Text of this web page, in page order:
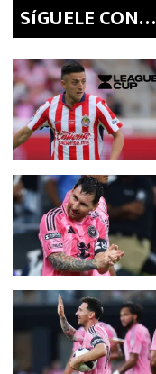
SíGUELE CON…